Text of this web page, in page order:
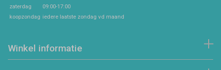
zaterdag
09:00-17:00
koopzondag iedere laatste zondag vd maand
Winkel informatie